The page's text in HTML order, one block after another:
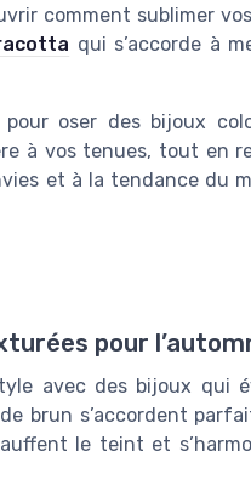
comment sublimer
qui s’accorde à
oser des bijoux
à vos tenues, tout en
et à la tendance du
pour
avec des bijoux qui
brun s’accordent
le teint et